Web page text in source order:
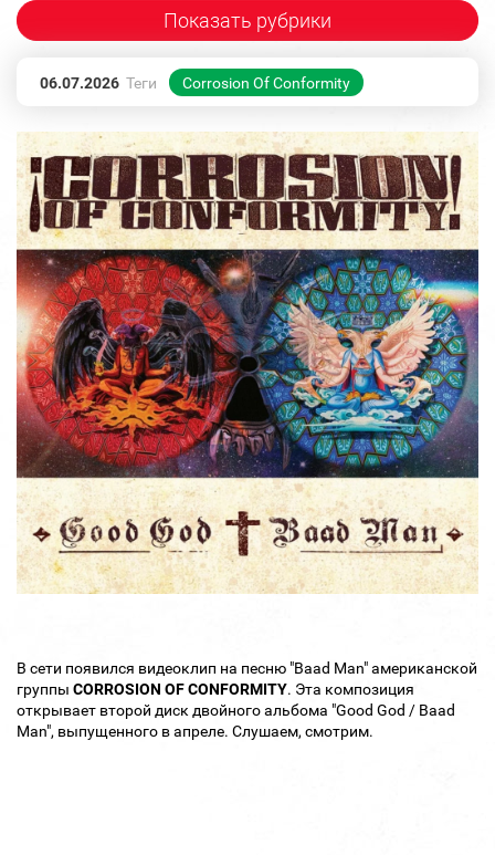
Показать рубрики
06.07.2026 Теги Corrosion Of Conformity
В сети появился видеоклип на песню "Baad Man" американской
группы CORROSION OF CONFORMITY. Эта композиция
открывает второй диск двойного альбома "Good God / Baad
Man", выпущенного в апреле. Слушаем, смотрим.